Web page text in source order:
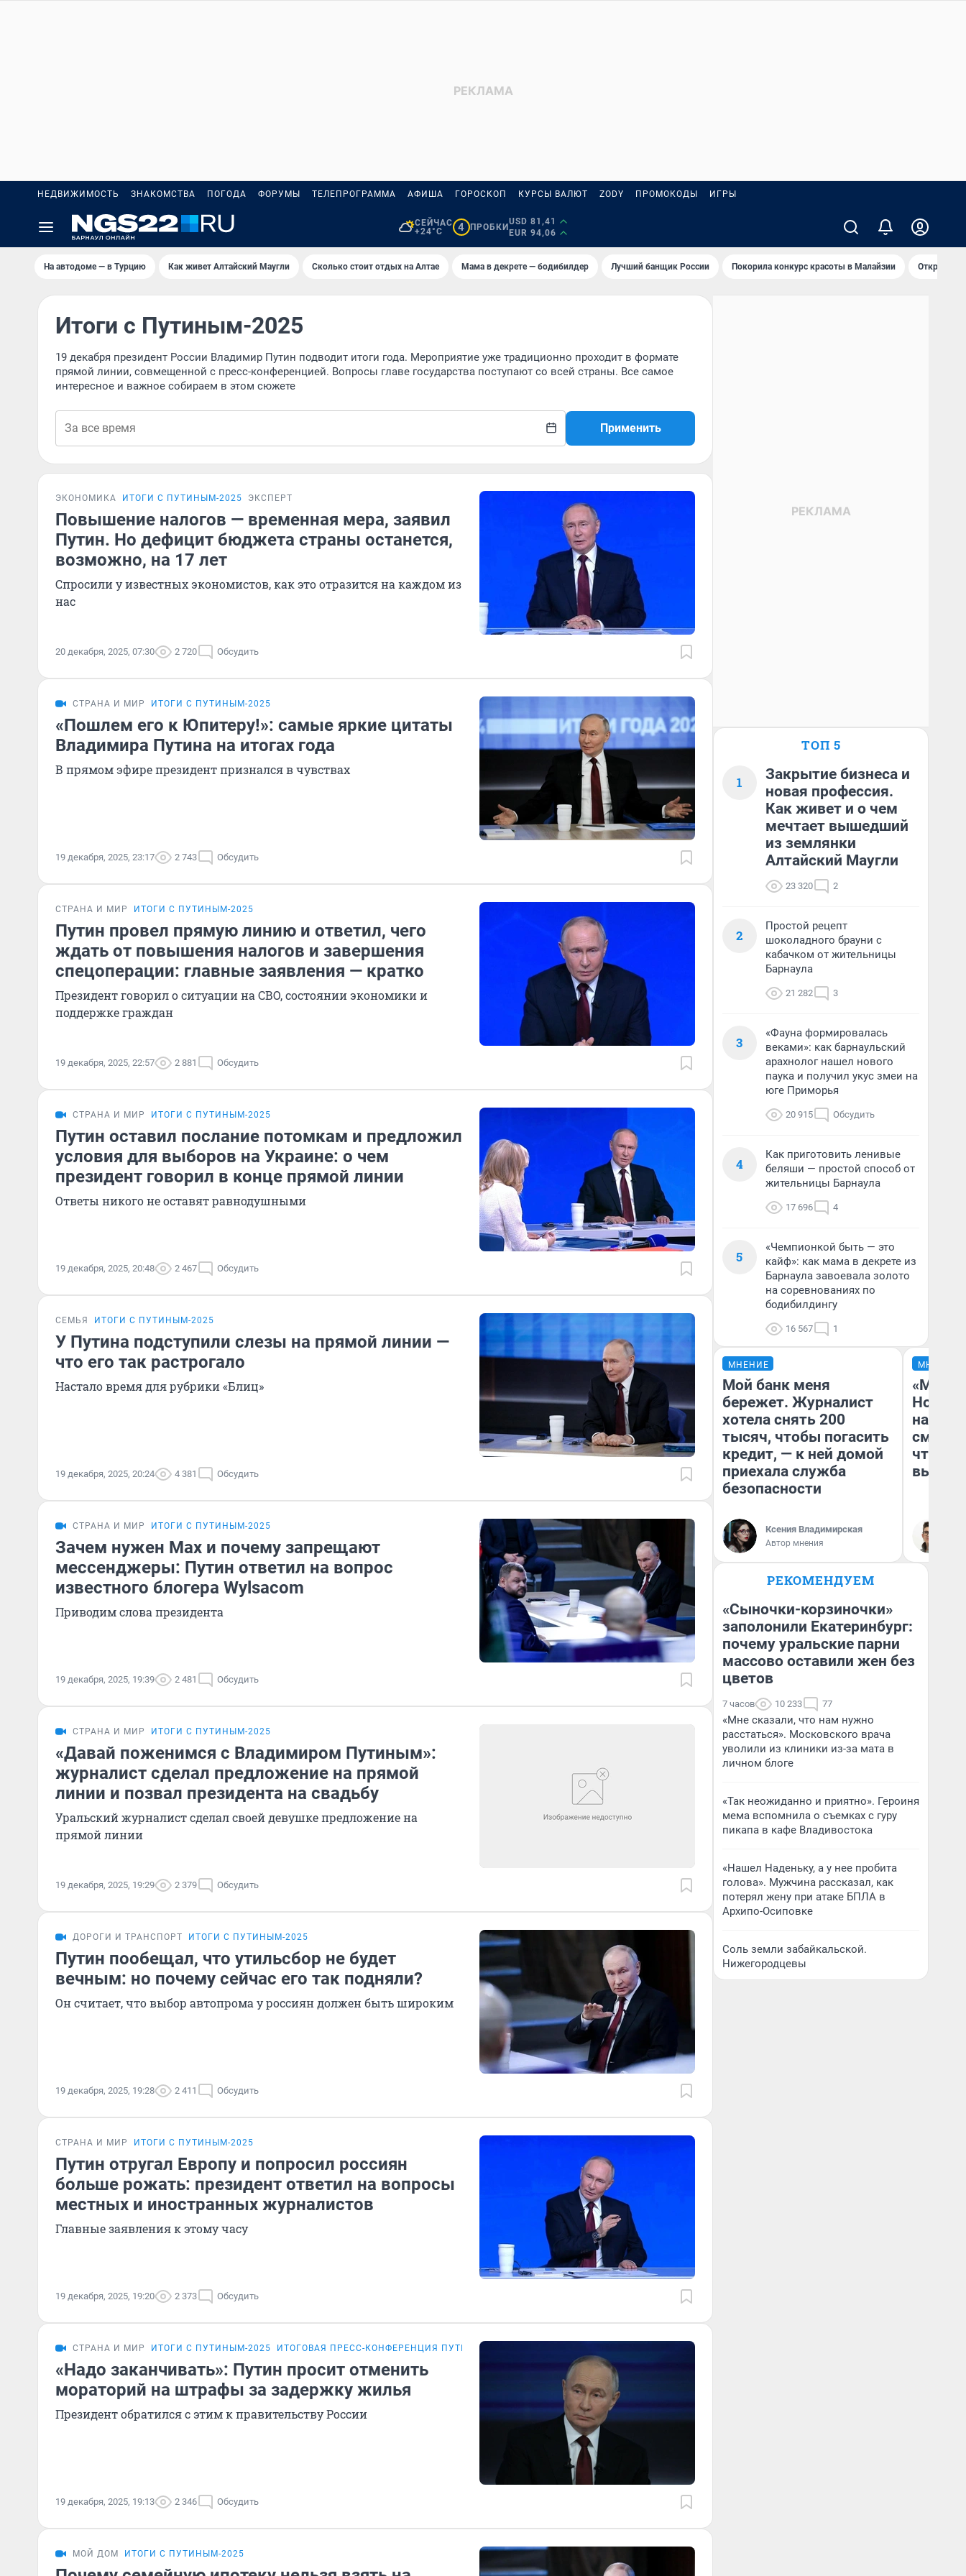
НЕДВИЖИМОСТЬ ЗНАКОМСТВА ПОГОДА ФОРУМЫ ТЕЛЕПРОГРАММА АФИША ГОРОСКОП КУРСЫ ВАЛЮТ ZODY ПРОМОКОДЫ ИГРЫ
СЕЙЧАС
+24°C
4 ПРОБКИ
USD 81,41
EUR 94,06
На автодоме — в Турцию Как живет Алтайский Маугли Сколько стоит отдых на Алтае Мама в декрете — бодибилдер Лучший банщик России Покорила конкурс красоты в Малайзии Открыл
Итоги с Путиным-2025
19 декабря президент России Владимир Путин подводит итоги года. Мероприятие уже традиционно проходит в формате
прямой линии, совмещенной с пресс-конференцией. Вопросы главе государства поступают со всей страны. Все самое
интересное и важное собираем в этом сюжете
Применить
ЭКОНОМИКА ИТОГИ С ПУТИНЫМ-2025 ЭКСПЕРТ
Повышение налогов — временная мера, заявил
Путин. Но дефицит бюджета страны останется,
возможно, на 17 лет
Спросили у известных экономистов, как это отразится на каждом из
нас
20 декабря, 2025, 07:30 2 720 Обсудить
СТРАНА И МИР ИТОГИ С ПУТИНЫМ-2025
«Пошлем его к Юпитеру!»: самые яркие цитаты
Владимира Путина на итогах года
В прямом эфире президент признался в чувствах
19 декабря, 2025, 23:17 2 743 Обсудить
СТРАНА И МИР ИТОГИ С ПУТИНЫМ-2025
Путин провел прямую линию и ответил, чего
ждать от повышения налогов и завершения
спецоперации: главные заявления — кратко
Президент говорил о ситуации на СВО, состоянии экономики и
поддержке граждан
19 декабря, 2025, 22:57 2 881 Обсудить
СТРАНА И МИР ИТОГИ С ПУТИНЫМ-2025
Путин оставил послание потомкам и предложил
условия для выборов на Украине: о чем
президент говорил в конце прямой линии
Ответы никого не оставят равнодушными
19 декабря, 2025, 20:48 2 467 Обсудить
СЕМЬЯ ИТОГИ С ПУТИНЫМ-2025
У Путина подступили слезы на прямой линии —
что его так растрогало
Настало время для рубрики «Блиц»
19 декабря, 2025, 20:24 4 381 Обсудить
СТРАНА И МИР ИТОГИ С ПУТИНЫМ-2025
Зачем нужен Max и почему запрещают
мессенджеры: Путин ответил на вопрос
известного блогера Wylsacom
Приводим слова президента
19 декабря, 2025, 19:39 2 481 Обсудить
СТРАНА И МИР ИТОГИ С ПУТИНЫМ-2025
«Давай поженимся с Владимиром Путиным»:
журналист сделал предложение на прямой
линии и позвал президента на свадьбу
Уральский журналист сделал своей девушке предложение на
прямой линии
19 декабря, 2025, 19:29 2 379 Обсудить
ДОРОГИ И ТРАНСПОРТ ИТОГИ С ПУТИНЫМ-2025
Путин пообещал, что утильсбор не будет
вечным: но почему сейчас его так подняли?
Он считает, что выбор автопрома у россиян должен быть широким
19 декабря, 2025, 19:28 2 411 Обсудить
СТРАНА И МИР ИТОГИ С ПУТИНЫМ-2025
Путин отругал Европу и попросил россиян
больше рожать: президент ответил на вопросы
местных и иностранных журналистов
Главные заявления к этому часу
19 декабря, 2025, 19:20 2 373 Обсудить
СТРАНА И МИР ИТОГИ С ПУТИНЫМ-2025 ИТОГОВАЯ ПРЕСС-КОНФЕРЕНЦИЯ ПУТИНА
«Надо заканчивать»: Путин просит отменить
мораторий на штрафы за задержку жилья
Президент обратился с этим к правительству России
19 декабря, 2025, 19:13 2 346 Обсудить
МОЙ ДОМ ИТОГИ С ПУТИНЫМ-2025
ТОП 5
1
Закрытие бизнеса и
новая профессия.
Как живет и о чем
мечтает вышедший
из землянки
Алтайский Маугли
23 320 2
2
Простой рецепт
шоколадного брауни с
кабачком от жительницы
Барнаула
21 282 3
3
«Фауна формировалась
веками»: как барнаульский
арахнолог нашел нового
паука и получил укус змеи на
юге Приморья
20 915 Обсудить
4
Как приготовить ленивые
беляши — простой способ от
жительницы Барнаула
17 696 4
5
«Чемпионкой быть — это
кайф»: как мама в декрете из
Барнаула завоевала золото
на соревнованиях по
бодибилдингу
16 567 1
МНЕНИЕ
Мой банк меня
бережет. Журналист
хотела снять 200
тысяч, чтобы погасить
кредит, — к ней домой
приехала служба
безопасности
Ксения Владимирская
Автор мнения
МНЕНИЕ
«Мы
чтобы
РЕКОМЕНДУЕМ
«Сыночки-корзиночки»
заполонили Екатеринбург:
почему уральские парни
массово оставили жен без
цветов
7 часов 10 233 77
«Мне сказали, что нам нужно
расстаться». Московского врача
уволили из клиники из-за мата в
личном блоге
«Так неожиданно и приятно». Героиня
мема вспомнила о съемках с гуру
пикапа в кафе Владивостока
«Нашел Наденьку, а у нее пробита
голова». Мужчина рассказал, как
потерял жену при атаке БПЛА в
Архипо-Осиповке
Соль земли забайкальской.
Нижегородцевы